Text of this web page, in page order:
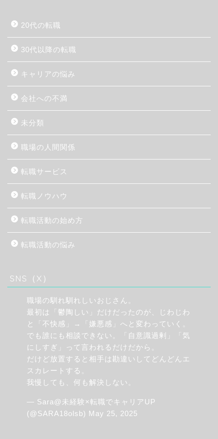
20代の転職
30代以降の転職
キャリアの悩み
会社への不満
未分類
職場の人間関係
転職サービス
転職ノウハウ
転職活動の始め方
転職活動の悩み
SNS（X）
職場の馴れ馴れしいおじさん。
最初は「鬱陶しい」だけだったのが、じわじわ
と「不快感」→「嫌悪感」へと変わっていく。
でも誰にも相談できない。「自意識過剰」「気
にしすぎ」って言われるだけだから。
だけど放置すると相手は勘違いしてどんどんエ
スカレートする。
我慢しても、何も解決しない。
— Sara@未経験×転職でキャリアUP
(@SARA18olsb) May 25, 2025